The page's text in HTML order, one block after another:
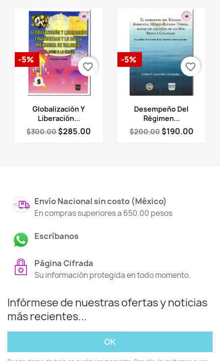
Vista rápida
Globalización Y
Liberación...
$300.00 $285.00
-5%
favorite_border
Vista rápida
Desempeño Del
Régimen...
$200.00 $190.00
-5%
favorite_border
Envío Nacional sin costo (México)
En compras superiores a 650.00 pesos
Escríbanos
Página Cifrada
Su información protegida en todo momento.
Infórmese de nuestras ofertas y noticias
más recientes...